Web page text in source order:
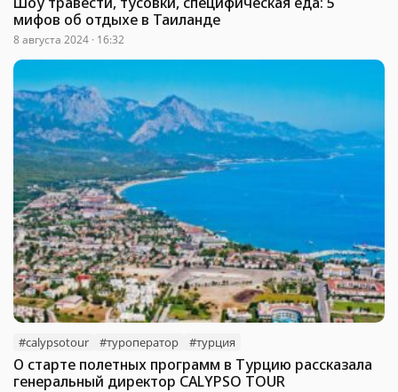
мифов об отдыхе в Таиланде
8 августа 2024 · 16:32
#calypsotour #туроператор #турция
О старте полетных программ в Турцию рассказала
генеральный директор CALYPSO TOUR